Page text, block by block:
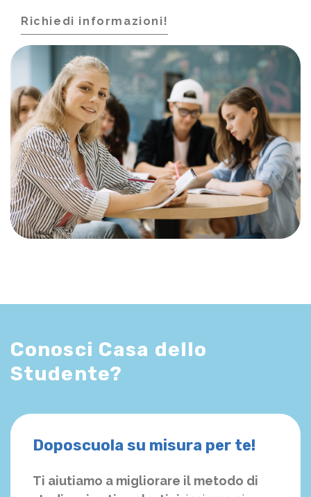
Richiedi informazioni!
Conosci Casa dello
Studente?
Doposcuola su misura per te!
Ti aiutiamo a migliorare il metodo di